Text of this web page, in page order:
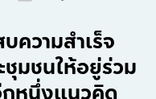
ความสำเร็จ
มชนให้อยู่ร่วม
กหนึ่งแนวคิด